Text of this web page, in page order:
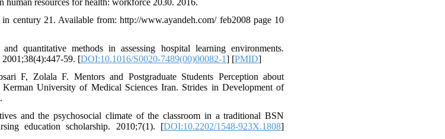
resources for health: workforce 2030. 2016.
century 21. Available from: http://www.ayandeh.com/ feb2008 page 10
quantitative methods in assessing hospital learning environments.
59. [DOI:10.1016/S0020-7489(00)00082-1] [PMID]
F, Zolala F. Mentors and Postgraduate Students Perception about
University of Medical Sciences Iran. Strides in Development of
and the psychosocial climate of the classroom in a traditional BSN
education scholarship. 2010;7(1). [DOI:10.2202/1548-923X.1808]